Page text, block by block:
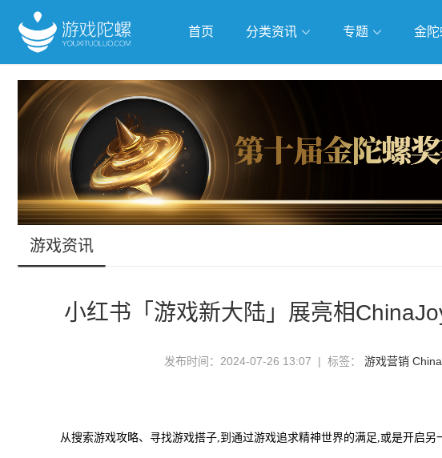
首页 分类资讯 专题
抢滩全球 人工智能 武侠游戏 独立游戏
跨界Talk
金陀
游戏资讯
小红书「游戏新大陆」展亮相
发布时间：2024-07-26 13:07 | 标签： 游戏营销
从搜索游戏攻略、寻找游戏搭子,到通过游戏追求精神世界的满足,或是开启另